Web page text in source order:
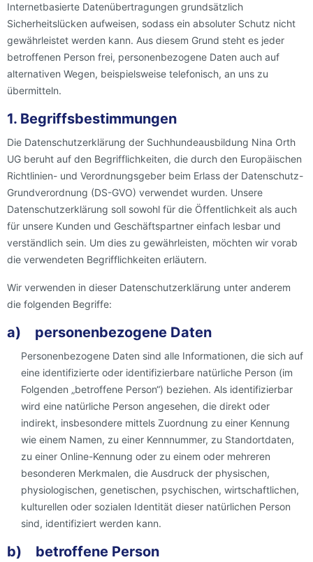
Internetbasierte Datenübertragungen grundsätzlich
Sicherheitslücken aufweisen, sodass ein absoluter Schutz nicht
gewährleistet werden kann. Aus diesem Grund steht es jeder
betroffenen Person frei, personenbezogene Daten auch auf
alternativen Wegen, beispielsweise telefonisch, an uns zu
übermitteln.
1. Begriffsbestimmungen
Die Datenschutzerklärung der Suchhundeausbildung Nina Orth
UG beruht auf den Begrifflichkeiten, die durch den Europäischen
Richtlinien- und Verordnungsgeber beim Erlass der Datenschutz-
Grundverordnung (DS-GVO) verwendet wurden. Unsere
Datenschutzerklärung soll sowohl für die Öffentlichkeit als auch
für unsere Kunden und Geschäftspartner einfach lesbar und
verständlich sein. Um dies zu gewährleisten, möchten wir vorab
die verwendeten Begrifflichkeiten erläutern.
Wir verwenden in dieser Datenschutzerklärung unter anderem
die folgenden Begriffe:
a) personenbezogene Daten
Personenbezogene Daten sind alle Informationen, die sich auf
eine identifizierte oder identifizierbare natürliche Person (im
Folgenden „betroffene Person“) beziehen. Als identifizierbar
wird eine natürliche Person angesehen, die direkt oder
indirekt, insbesondere mittels Zuordnung zu einer Kennung
wie einem Namen, zu einer Kennnummer, zu Standortdaten,
zu einer Online-Kennung oder zu einem oder mehreren
besonderen Merkmalen, die Ausdruck der physischen,
physiologischen, genetischen, psychischen, wirtschaftlichen,
kulturellen oder sozialen Identität dieser natürlichen Person
sind, identifiziert werden kann.
b) betroffene Person